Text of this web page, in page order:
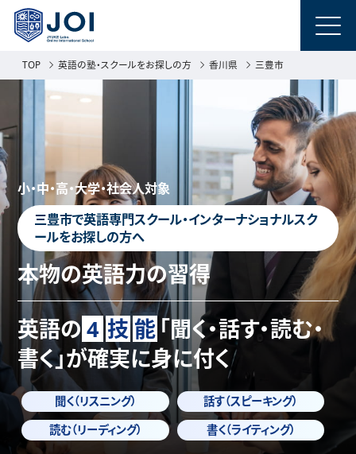
TOP 英語の塾・スクールをお探しの方 香川県 三豊市
小・中・高・大学・社会人対象
三豊市で英語専門スクール・インターナショナルスク
ールをお探しの方へ
本物の英語力の習得
英語の 4 技能 「聞く・話す・読む・
書く」が確実に身に付く
聞く（リスニング）
話す（スピーキング）
読む（リーディング）
書く（ライティング）